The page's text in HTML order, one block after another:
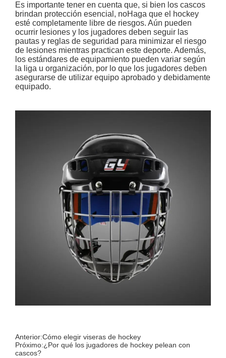
Es importante tener en cuenta que, si bien los cascos
brindan protección esencial, noHaga que el hockey
esté completamente libre de riesgos. Aún pueden
ocurrir lesiones y los jugadores deben seguir las
pautas y reglas de seguridad para minimizar el riesgo
de lesiones mientras practican este deporte. Además,
los estándares de equipamiento pueden variar según
la liga u organización, por lo que los jugadores deben
asegurarse de utilizar equipo aprobado y debidamente
equipado.
Anterior:Cómo elegir viseras de hockey
Próximo:¿Por qué los jugadores de hockey pelean con
cascos?